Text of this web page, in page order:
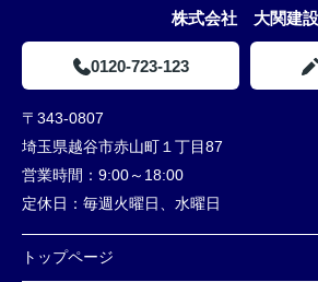
株式会社 大関建設
0120-723-123
〒343-0807
埼玉県越谷市赤山町１丁目87
営業時間： 9:00～18:00
定休日： 毎週火曜日、水曜日
トップページ